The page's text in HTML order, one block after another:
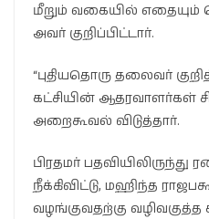
மீறும் வகையில்
அவர் குறிப்பிட்டார்.
“புதியதொரு தலைவர்
கட்சியின் ஆதரவாளர்கள்
அறைகூவல் விடுத்தார்.
பிரதமர் பதவியிலிருந்து
நீக்கிவிட்டு, மஹிந்த
வழங்குவதற்கு